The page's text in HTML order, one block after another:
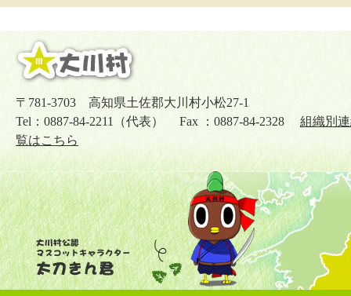
〒781-3703 高知県土佐郡大川村小松27-1
Tel：0887-84-2211（代表） Fax ：0887-84-2328 組織別
覧はこちら